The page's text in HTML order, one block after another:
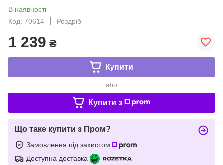
В наявності
Код: 70614
Роздріб
1 239 ₴
Купити
або
Купити з
Що таке купити з Пром?
Замовлення під захистом
Доступна доставка